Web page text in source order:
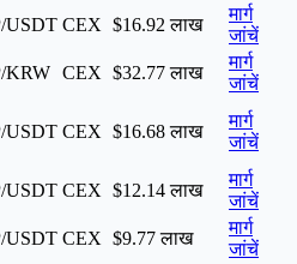
USDT CEX $16.92 लाख
मार्ग
जांचें
KRW CEX $32.77 लाख
मार्ग
जांचें
USDT CEX $16.68 लाख
मार्ग
जांचें
USDT CEX $12.14 लाख
मार्ग
जांचें
USDT CEX $9.77 लाख
मार्ग
जांचें